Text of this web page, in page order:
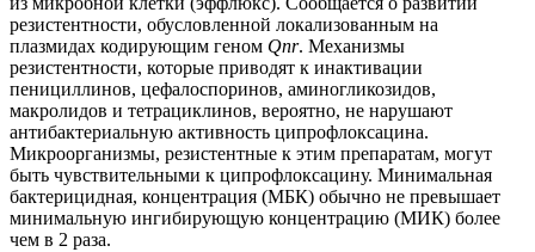
резистентности, обусловленной локализованным на
плазмидах кодирующим геном Qnr. Механизмы
резистентности, которые приводят к инактивации
пенициллинов, цефалоспоринов, аминогликозидов,
макролидов и тетрациклинов, вероятно, не нарушают
антибактериальную активность ципрофлоксацина.
Микроорганизмы, резистентные к этим препаратам, могут
быть чувствительными к ципрофлоксацину. Минимальная
бактерицидная, концентрация (МБК) обычно не превышает
минимальную ингибирующую концентрацию (МИК) более
чем в 2 раза.